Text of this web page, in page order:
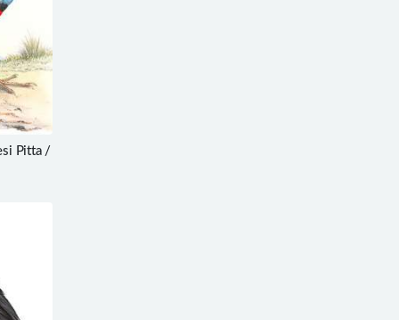
Pitta /